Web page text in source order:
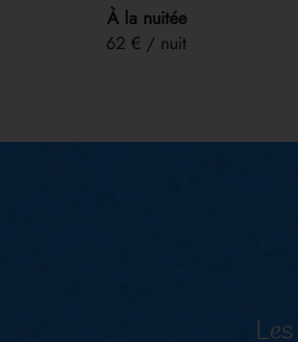
À la nuitée
62 € / nuit